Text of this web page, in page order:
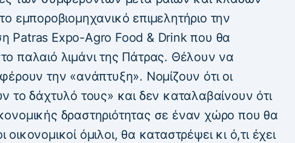
εμποροβιομηχανικό επιμελητήριο την
Patras Expo-Agro Food & Drink που θα
παλαιό λιμάνι της Πάτρας. Θέλουν να
την «ανάπτυξη». Νομίζουν ότι οι
το δάχτυλό τους» και δεν καταλαβαίνουν ότι
δραστηριότητας σε έναν χώρο που θα
οικονομικοί όμιλοι, θα καταστρέψει κι ό,τι έχει